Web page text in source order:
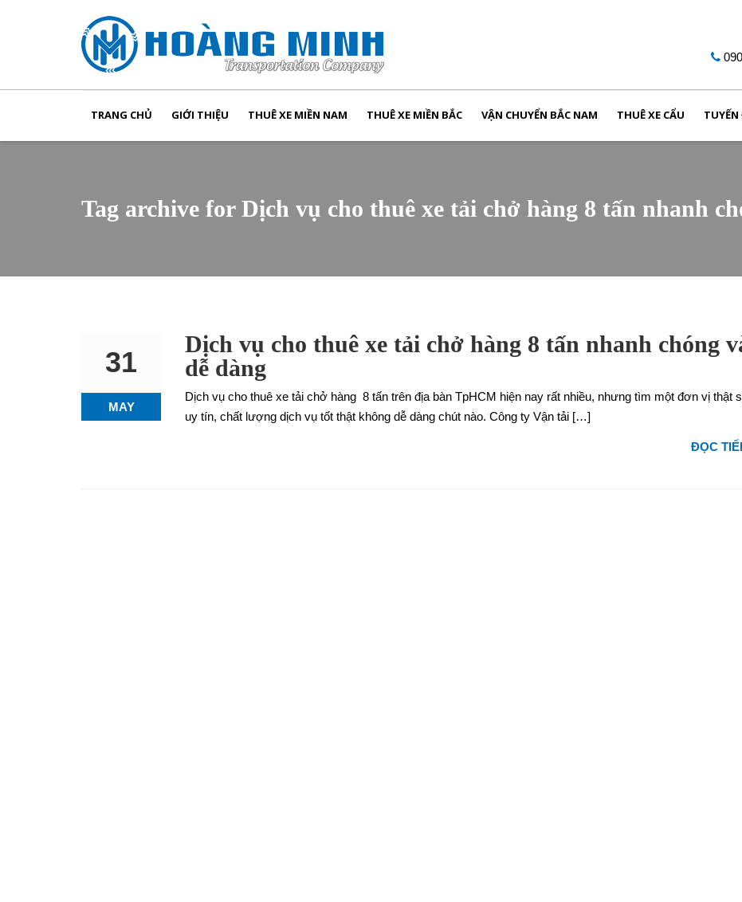
TRANG CHỦ GIỚI THIỆU THUÊ XE MIỀN NAM THUÊ XE MIỀN BẮC VẬN CHUYỂN BẮC NAM THUÊ XE CẨU
Tag archive for Dịch vụ cho thuê xe tải chở hàng 8 tấn nhanh
31
MAY
Dịch vụ cho thuê xe tải chở hàng 8 tấn nhanh chóng
dễ dàng
Dịch vụ cho thuê xe tải chở hàng 8 tấn trên địa bàn TpHCM hiện nay rất nhiều, nhưng tìm một đơn vị thật
uy tín, chất lượng dịch vụ tốt thật không dễ dàng chút nào. Công ty Vận tải […]
ĐỌC